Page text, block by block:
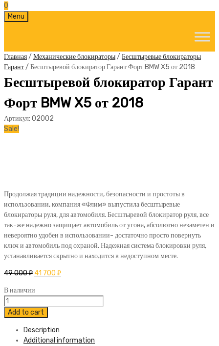
0
Skip
Menu
Главная/ Механические блокираторы/ Бесштыревые блокираторы
Гарант/ Бесштыревой блокиратор Гарант Форт BMW X5 от 2018
Бесштыревой блокиратор Гарант
Форт BMW X5 от 2018
Артикул: 02002
Sale!
Продолжая традиции надежности, безопасности и простоты в
использовании, компания «Флим» выпустила бесштыревые
блокираторы руля, для автомобиля. Бесштыревой блокиратор руля, все
так-же надежно защищает автомобиль от угона, абсолютно незаметен и
невероятно удобен в использовании- достаточно просто повернуть
ключ и автомобиль под охраной. Надежная система блокировки руля,
устанавливается скрытно и находится в недоступном месте.
49 000₽ 41 700 ₽
В наличии
Бесштыревой
блокиратор
Гарант
Форт
BMW
Add to cart
Description
Additional information